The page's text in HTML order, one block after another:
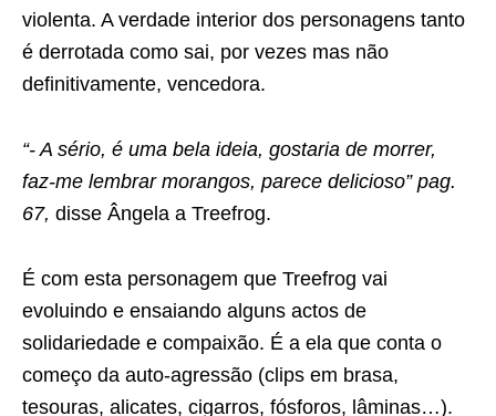
violenta. A verdade interior dos personagens tanto
é derrotada como sai, por vezes mas não
definitivamente, vencedora.
“- A sério, é uma bela ideia, gostaria de morrer,
faz-me lembrar morangos, parece delicioso” pag.
67, disse Ângela a Treefrog.
É com esta personagem que Treefrog vai
evoluindo e ensaiando alguns actos de
solidariedade e compaixão. É a ela que conta o
começo da auto-agressão (clips em brasa,
tesouras, alicates, cigarros, fósforos, lâminas…).